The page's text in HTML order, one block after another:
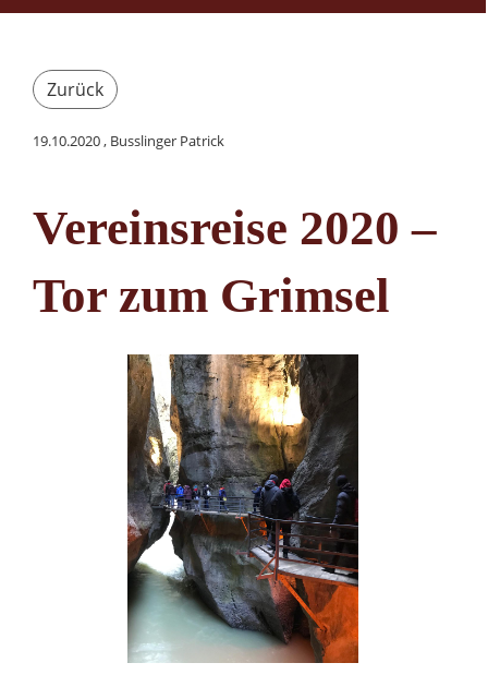
Zurück
19.10.2020, Busslinger Patrick
Vereinsreise 2020 –
Tor zum Grimsel